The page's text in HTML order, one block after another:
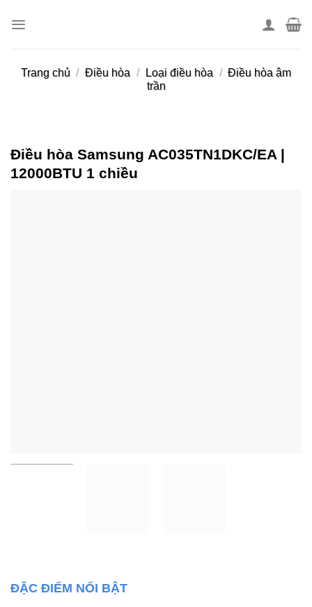
Trang chủ / Điều hòa / Loại điều hòa / Điều hòa âm
trần
Điều hòa Samsung AC035TN1DKC/EA |
12000BTU 1 chiều
ĐẶC ĐIỂM NỔI BẬT